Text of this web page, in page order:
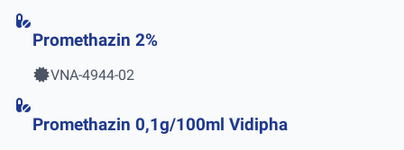
Promethazin 2%
VNA-4944-02
Promethazin 0,1g/100ml Vidipha